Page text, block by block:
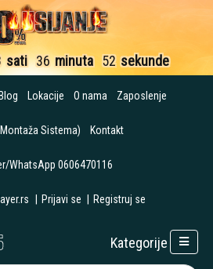
sati 36 minuta 51 sekund
Blog Lokacije O nama Zaposlenje
Sistema) Kontakt
WhatsApp 0606470116
Prijavi se Registruj se
Kategorije